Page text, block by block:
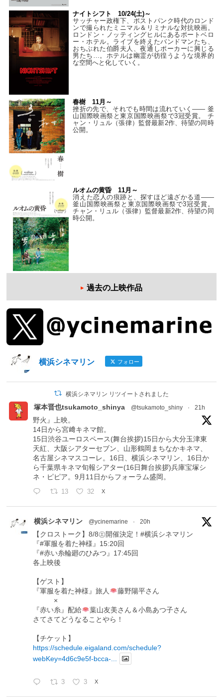
ナイトシフト 10/24(土)～
サッチャー政権下、ポストパンク時代のロンド
ンで撮られたミニマル＆リミナルな対抗映画。
ロンドン・ノッティングヒルにあるポートベロ
ー・ホテル。ライブを終えたバンドマンたち、
おちぶれた伯爵夫人、夜通しポーカーに興じる
男たち…。ホテルは幽霊が彷徨うような境界的
な空間へと化していく。
春樹 11月～
挫折の先で、それでも時間は流れていく—— 釜
山国際映画祭と東京国際映画祭で3冠受賞。 チ
ャン・リュル（張律）監督最新2作、待望の同時
公開。
ルオムの黄昏 11月～
消えた恋人の痕跡と、探すほど遠ざかる道——
釜山国際映画祭と東京国際映画祭で3冠受賞。
チャン・リュル（張律）監督最新2作、待望の同
時公開。
過去の上映作品
横浜シネマリン フォロー
横浜シネマリン リツイートされました
塚本晋也tsukamoto_shinya @tsukamoto_shiny · 21h
野火』上映。
14日から宮﨑キネマ館。
15日渋谷ユーロスペース(舞台挨拶)15日から大分玉津東
天紅、大阪シアターセブン、山形鶴岡まちなかキネマ、
名古屋シネマスコーレ。16日、横浜シネマリン、16日か
ら千葉県キネマ旬報シアター(16日舞台挨拶)兵庫宝塚シ
ネ・ピピア。9月11日からフォーラム盛岡。
13 32 X
横浜シネマリン @ycinemarine · 20h
【クロストーク】8/8㊏開催決定！#横浜シネマリン
『#軍服を着た神様』15:20回
『#赤い糸輪廻のひみつ』17:45回
各上映後
【ゲスト】
『軍服を着た神様』旅人
藤野陽平さん
×
『赤い糸』配給
葉山友美さん＆小島あつ子さん
さてさてどうなることやら！
【チケット】
https://schedule.eigaland.com/schedule?
webKey=4d6c9e5f-bcca-...
3 3 X